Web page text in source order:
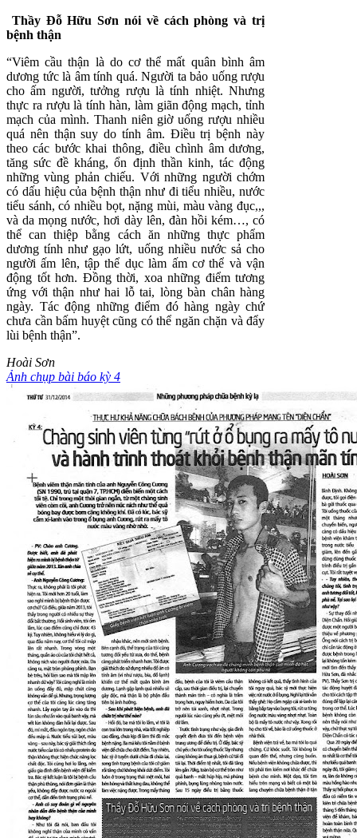
Thầy Đỗ Hữu Sơn nói về cách phòng và trị
bệnh thận
“Viêm cầu thận là do cơ thể mất quân bình âm
dương tức là âm tính quá. Người ta bảo uống rượu
cho ấm người, tưởng rượu là tính nhiệt. Nhưng
thực ra rượu là tính hàn, làm giãn động mạch, tỉnh
mạch của mình. Thanh niên giờ uống rượu nhiều
quá nên thận suy do tính âm. Điều trị bệnh này
theo các bước khai thông, điều chình âm dương,
tăng sức đề kháng, ổn định thần kinh, tác động
những vùng phản chiếu. Với những người chớm
có dấu hiệu của bệnh thận như đi tiểu nhiều, nước
tiểu sánh, có nhiều bọt, nặng mùi, màu vàng đục,,,
và da mọng nước, hơi dày lên, đàn hồi kém…, có
thể can thiệp bằng cách ăn những thực phẩm
dương tính như gạo lứt, uống nhiều nước sả cho
người ấm lên, tập thể dục làm ấm cơ thể và vận
động tốt hơn. Đồng thời, xoa những điểm tương
ứng với thận như hai lỗ tai, lòng bàn chân hàng
ngày. Tác động những điểm đó hàng ngày chứ
chưa cần bấm huyệt cũng có thể ngăn chặn và đẩy
lùi bệnh thận”.
Hoài Sơn
Ảnh chụp bài báo kỳ 4